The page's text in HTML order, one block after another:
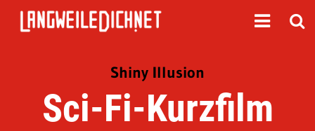
Shiny Illusion
Sci-Fi-Kurzfilm